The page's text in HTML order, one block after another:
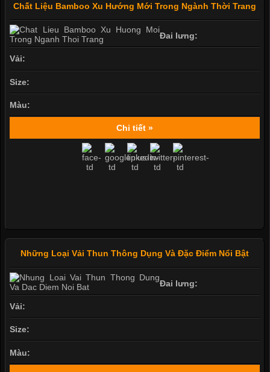
Chất Liệu Bamboo Xu Hướng Mới Trong Ngành Thời Trang
Đai lưng:
Vải:
Size:
Màu:
Chi tiết »
Những Loại Vải Thun Thông Dụng Và Đặc Điểm Nổi Bật
Đai lưng:
Vải:
Size:
Màu: